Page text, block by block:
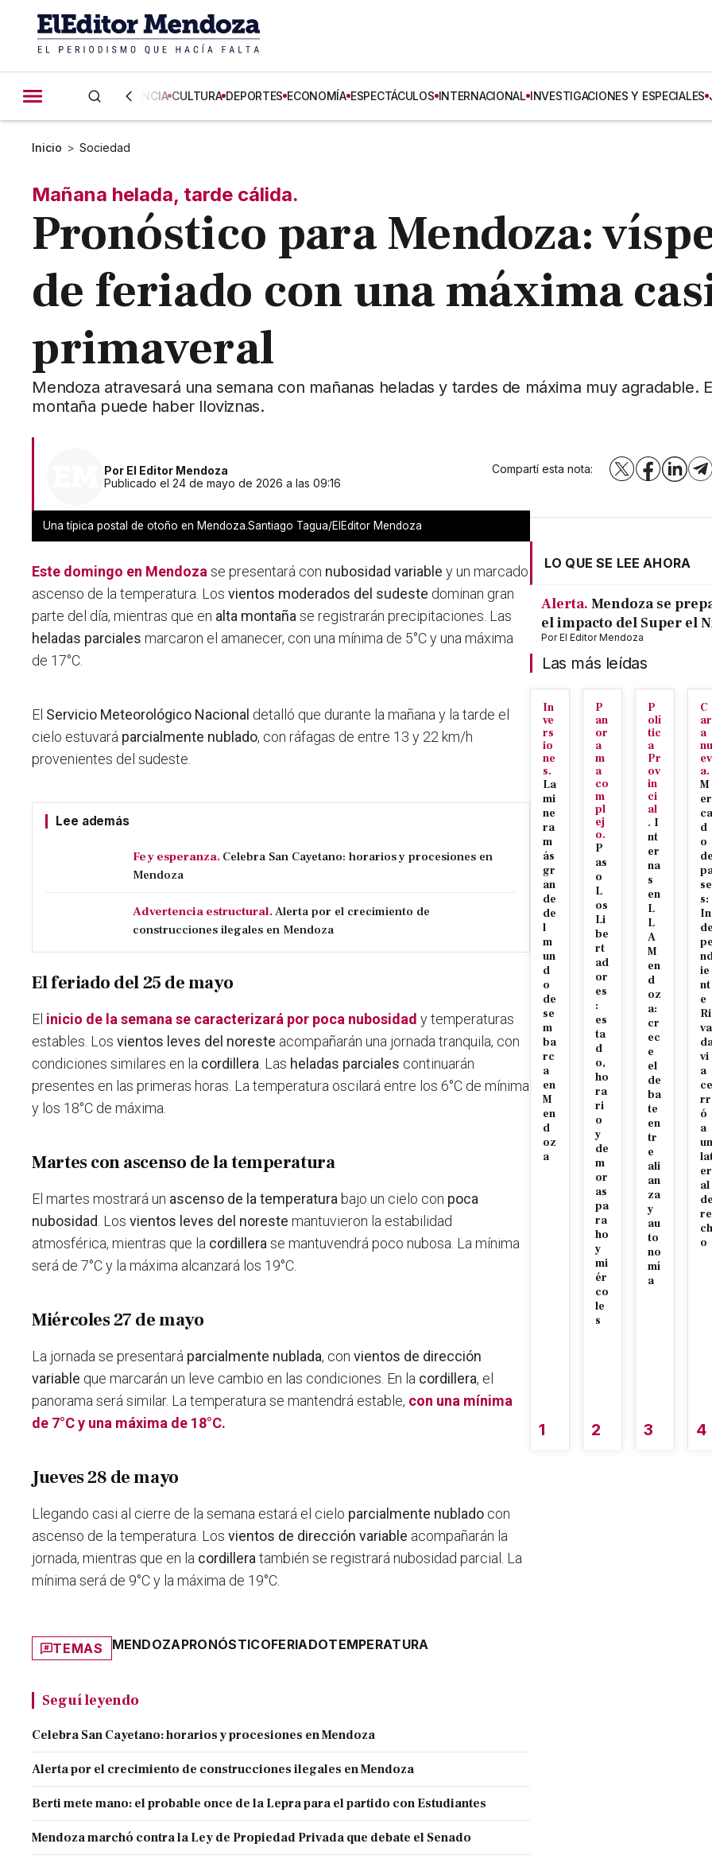
CIENCIA CULTURA DEPORTES ECONOMÍA ESPECTÁCULOS INTERNACIONAL INVESTIGACIONES Y ESPECIALES
Inicio > Sociedad
Mañana helada, tarde cálida.
Pronóstico para Mendoza:
de feriado con una máxima
primaveral
Mendoza atravesará una semana con mañanas heladas y tardes de máxima muy agradable.
montaña puede haber lloviznas.
Por El Editor Mendoza
Publicado el 24 de mayo de 2026 a las 09:16
Compartí esta nota: X Facebook
Una típica postal de otoño en Mendoza.Santiago Tagua/ElEditor Mendoza
Este domingo en Mendoza se presentará con nubosidad variable y un marcado
ascenso de la temperatura. Losvientos moderados del sudeste dominan gran
parte del día, mientras que en alta montaña se registrarán precipitaciones. Las
heladas parciales marcaron el amanecer, con una mínima de 5°C y una máxima
de 17°C.
El Servicio Meteorológico Nacional detalló que durante la mañana y la tarde el
cielo estuvará parcialmente nublado, con ráfagas de entre 13 y 22 km/h
provenientes del sudeste.
Lee además
Fe y esperanza. Celebra San Cayetano: horarios y procesiones en
Mendoza
Advertencia estructural.Alerta por el crecimiento de
construcciones ilegales en Mendoza
El feriado del 25 de mayo
El inicio de la semana se caracterizará por poca nubosidady temperaturas
estables. Losvientos leves del noreste acompañarán una jornada tranquila, con
condiciones similares en la cordillera . Las heladas parciales continuarán
presentes en las primeras horas. La temperatura oscilará entre los 6°C de mínima
y los 18°C de máxima.
Martes con ascenso de la temperatura
El martes mostrará un ascenso de la temperatura bajo un cielo con poca
nubosidad . Losvientos leves del noreste mantuvieron la estabilidad
atmosférica, mientras que la cordillera se mantuvendrá poco nubosa. La mínima
será de 7°C y la máxima alcanzará los 19°C.
Miércoles 27 de mayo
La jornada se presentará parcialmente nublada, convientos de dirección
variable que marcarán un leve cambio en las condiciones. En la cordillera, el
panorama será similar. La temperatura se mantendrá estable, con una mínima
de 7°C y una máxima de 18°C.
Jueves 28 de mayo
Llegando casi al cierre de la semana estará el cielo parcialmente nublado con
ascenso de la temperatura. Losvientos de dirección variable acompañarán la
jornada, mientras que en la cordillera también se registrará nubosidad parcial. La
mínima será de 9°C y la máxima de 19°C.
TEMAS MENDOZAPRONÓSTICOFERIADOTEMPERATURA
Seguí leyendo
Celebra San Cayetano: horarios y procesiones en Mendoza
Alerta por el crecimiento de construcciones ilegales en Mendoza
Berti mete mano: el probable once de la Lepra para el partido con Estudiantes
Mendoza marchó contra la Ley de Propiedad Privada que debate el Senado
LO QUE SE LEE AHORA
Alerta. Mendoza se
el impacto del Super el
PorEl Editor Mendoza
Las más leídas
In
ve
rs
io
ne
s.
La
mi
ne
ra
m
ás
gr
an
de
de
l
m
un
d
o
de
se
m
ba
rc
a
en
M
en
d
oz
a
1
P
an
or
a
m
a
co
m
pl
ej
o.
P
as
o
L
os
Li
be
rt
ad
or
es
:
es
ta
d
o,
ho
ra
ri
o
y
de
m
or
as
pa
ra
ho
y
mi
ér
co
le
s
2
P
olí
tic
a
Pr
ov
in
ci
al
. I
nt
er
na
s
en
L
L
A
M
en
d
oz
a:
cr
ec
e
el
de
ba
te
en
tr
e
ali
an
za
y
au
to
no
mí
a
3
C
ar
a
nu
ev
a.
M
er
ca
d
o
se
s:
In
ie
nt
e
Ri
va
vi
a
ce
rr
ó
a
un
er
al
re
ch
o
4